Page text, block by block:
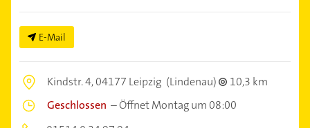
E-Mail
Kindstr. 4,04177 Leipzig (Lindenau)
10,3 km
Geschlossen –Öffnet Montag um 08:00